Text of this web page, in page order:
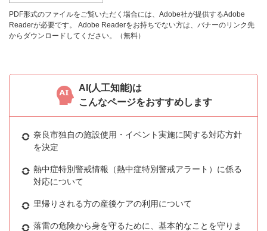
PDF形式のファイルをご覧いただく場合には、Adobe社が提供するAdobe
Readerが必要です。
Adobe Readerをお持ちでない方は、バナーのリンク先
からダウンロードしてください。（無料）
AI(人工知能)は
こんなページをおすすめします
奈良市独自の施設使用・イベント実施に関する対応方針
を決定
熱中症特別警戒情報（熱中症特別警戒アラート）に係る
対応について
里帰りされる方の産後ケアの利用について
落雷の危険から身を守るために、基本的なことを守りま